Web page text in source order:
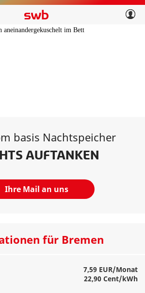
basis Nachtspeicher
AUFTANKEN
Ihre Mail an uns
für Bremen
7,59 EUR/Monat
22,90 Cent/kWh